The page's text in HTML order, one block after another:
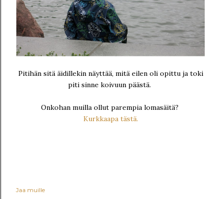
Pitihän sitä äidillekin näyttää, mitä eilen oli opittu ja toki
piti sinne koivuun päästä.
Onkohan muilla ollut parempia lomasäitä?
Kurkkaapa tästä.
Jaa muille